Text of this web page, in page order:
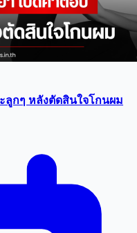
ลูกๆ หลังตัดสินใจโกนผม